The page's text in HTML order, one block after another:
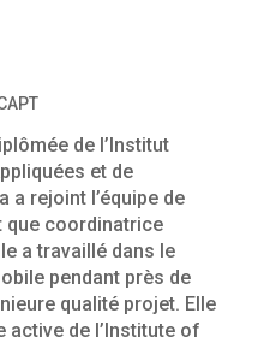
de l’Institut
et de
a rejoint l’équipe de
que coordinatrice
a travaillé dans le
pendant près de
qualité projet. Elle
active de l’Institute of